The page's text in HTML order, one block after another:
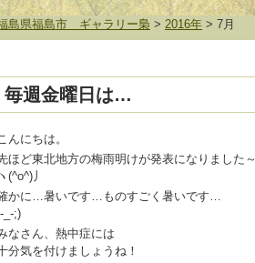
島県福島市 ギャラリー梟 > 2016年 > 7月
毎週金曜日は…
んにちは。
ほど東北地方の梅雨明けが発表になりました～
ヽ(^o^)丿
かに…暑いです…ものすごく暑いです…
_-;)
なさん、熱中症には
分気を付けましょうね！